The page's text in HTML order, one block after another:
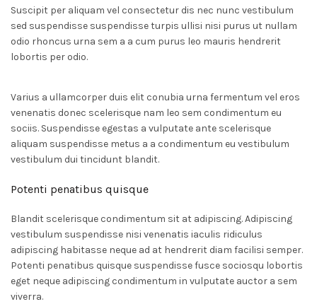
Suscipit per aliquam vel consectetur dis nec nunc vestibulum
sed suspendisse suspendisse turpis ullisi nisi purus ut nullam
odio rhoncus urna sem a a cum purus leo mauris hendrerit
lobortis per odio.
Varius a ullamcorper duis elit conubia urna fermentum vel eros
venenatis donec scelerisque nam leo sem condimentum eu
sociis. Suspendisse egestas a vulputate ante scelerisque
aliquam suspendisse metus a a condimentum eu vestibulum
vestibulum dui tincidunt blandit.
Potenti penatibus quisque
Blandit scelerisque condimentum sit at adipiscing. Adipiscing
vestibulum suspendisse nisi venenatis iaculis ridiculus
adipiscing habitasse neque ad at hendrerit diam facilisi semper.
Potenti penatibus quisque suspendisse fusce sociosqu lobortis
eget neque adipiscing condimentum in vulputate auctor a sem
viverra.